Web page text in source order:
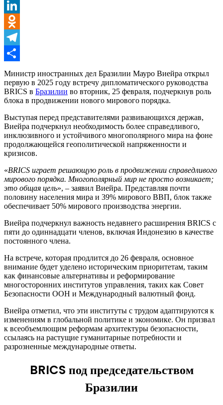
WhatsApp
LinkedIn
Odnoklassniki
Telegram
Отправить
Министр иностранных дел Бразилии Мауро Виейра открыл
первую в 2025 году встречу дипломатического руководства
BRICS в Бразилии во вторник, 25 февраля, подчеркнув роль
блока в продвижении нового мирового порядка.
Выступая перед представителями развивающихся держав,
Виейра подчеркнул необходимость более справедливого,
инклюзивного и устойчивого многополярного мира на фоне
продолжающейся геополитической напряженности и
кризисов.
«BRICS играет решающую роль в продвижении справедливого
мирового порядка. Многополярный мир не просто возникает;
это общая цель», – заявил Виейра. Представляя почти
половину населения мира и 39% мирового ВВП, блок также
обеспечивает 50% мирового производства энергии.
Виейра подчеркнул важность недавнего расширения BRICS с
пяти до одиннадцати членов, включая Индонезию в качестве
постоянного члена.
На встрече, которая продлится до 26 февраля, основное
внимание будет уделено историческим приоритетам, таким
как финансовые альтернативы и реформирование
многосторонних институтов управления, таких как Совет
Безопасности ООН и Международный валютный фонд.
Виейра отметил, что эти институты с трудом адаптируются к
изменениям в глобальной политике и экономике. Он призвал
к всеобъемлющим реформам архитектуры безопасности,
ссылаясь на растущие гуманитарные потребности и
разрозненные международные ответы.
BRICS под председательством
Бразилии